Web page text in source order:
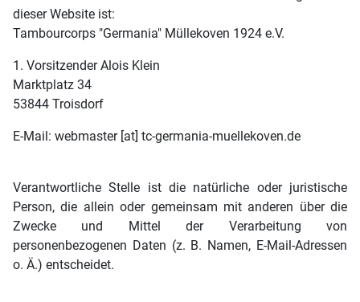
dieser Website ist:
Tambourcorps "Germania" Müllekoven 1924 e.V.
1. Vorsitzender Alois Klein
Marktplatz 34
53844 Troisdorf
E-Mail: webmaster [at] tc-germania-muellekoven.de
Verantwortliche Stelle ist die natürliche oder juristische
Person, die allein oder gemeinsam mit anderen über die
Zwecke und Mittel der Verarbeitung von
personenbezogenen Daten (z. B. Namen, E-Mail-Adressen
o. Ä.) entscheidet.